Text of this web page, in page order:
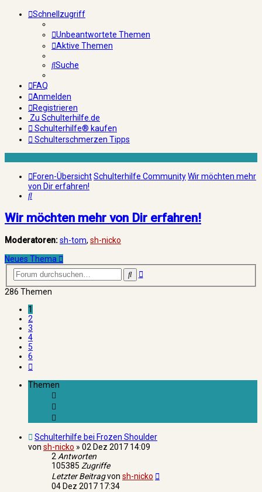
Schnellzugriff
Unbeantwortete Themen
Aktive Themen
Suche
FAQ
Anmelden
Registrieren
Zu Schulterhilfe.de
Schulterhilfe® kaufen
Schulterschmerzen Tipps
Foren-ÜbersichtSchulterhilfe CommunityWir möchten mehr
von Dir erfahren!
Suche
Wir möchten mehr von Dir erfahren!
Moderatoren:sh-tom, sh-nicko
Neues Thema
SucheErweiterte
286 Themen
1
2
3
4
5
6
Themen
Schulterhilfe bei Frozen Shoulder
von sh-nicko » 02 Dez 2017 14:09
2Antworten
105385 Zugriffe
Letzter Beitragvon sh-nicko
04 Dez 2017 17:34